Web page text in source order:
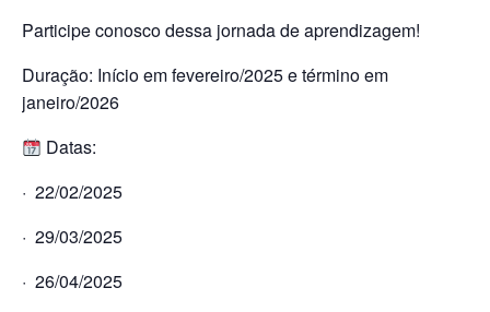
Participe conosco dessa jornada de aprendizagem!
Duração: Início em fevereiro/2025 e término em
janeiro/2026
Datas:
· 22/02/2025
· 29/03/2025
· 26/04/2025